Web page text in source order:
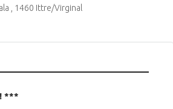
, 1460 Ittre/Virginal
***